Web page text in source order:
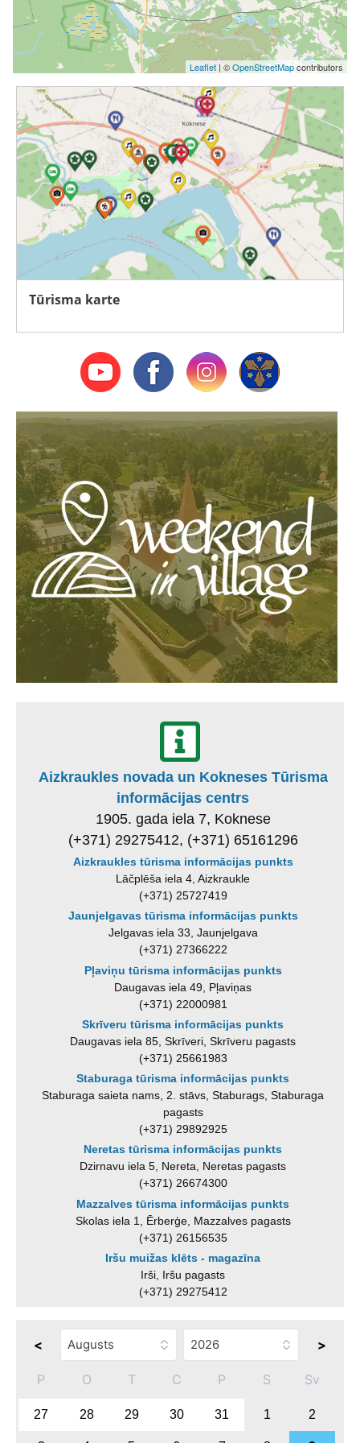
Leaflet| ©OpenStreetMapcontributors
Tūrisma karte
Aizkraukles novada un Kokneses Tūrisma
informācijas centrs
1905. gada iela 7, Koknese
(+371) 29275412, (+371) 65161296
Aizkraukles tūrisma informācijas punkts
Lāčplēša iela 4, Aizkraukle
(+371) 25727419
Jaunjelgavas tūrisma informācijas punkts
Jelgavas iela 33, Jaunjelgava
(+371) 27366222
Pļaviņu tūrisma informācijas punkts
Daugavas iela 49, Pļaviņas
(+371) 22000981
Skrīveru tūrisma informācijas punkts
Daugavas iela 85, Skrīveri, Skrīveru pagasts
(+371) 25661983
Staburaga tūrisma informācijas punkts
Staburaga saieta nams, 2. stāvs, Staburags, Staburaga
pagasts
(+371) 29892925
Neretas tūrisma informācijas punkts
Dzirnavu iela 5, Nereta, Neretas pagasts
(+371) 26674300
Mazzalves tūrisma informācijas punkts
Skolas iela 1, Ērberģe, Mazzalves pagasts
(+371) 26156535
Iršu muižas klēts - magazīna
Irši, Iršu pagasts
(+371) 29275412
< >
P O T C P S Sv
27 28 29 30 31 1 2